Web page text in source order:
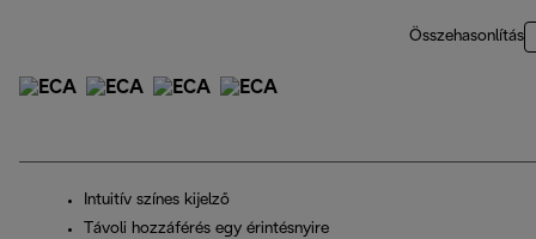
Összehasonlítás
Intuitív színes kijelző
Távoli hozzáférés egy érintésnyire